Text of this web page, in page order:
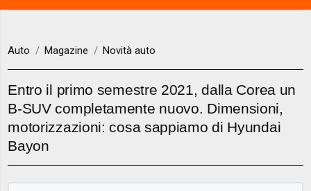
Auto Magazine Novità auto
Entro il primo semestre 2021, dalla Corea un
B-SUV completamente nuovo. Dimensioni,
motorizzazioni: cosa sappiamo di Hyundai
Bayon